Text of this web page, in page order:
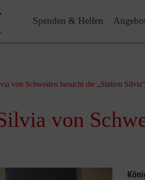
Spenden & Helfen
von Schweden besucht die „Station Silvia“
von